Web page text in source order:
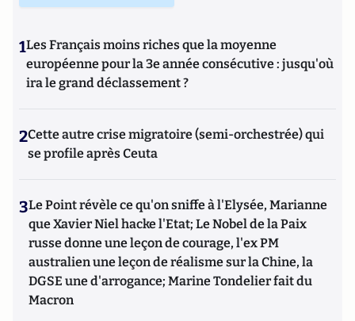
1Les Français moins riches que la moyenne
européenne pour la 3e année consécutive : jusqu'où
ira le grand déclassement ?
2Cette autre crise migratoire (semi-orchestrée) qui
se profile après Ceuta
3Le Point révèle ce qu'on sniffe à l'Elysée, Marianne
que Xavier Niel hacke l'Etat; Le Nobel de la Paix
russe donne une leçon de courage, l'ex PM
australien une leçon de réalisme sur la Chine, la
DGSE une d'arrogance; Marine Tondelier fait du
Macron